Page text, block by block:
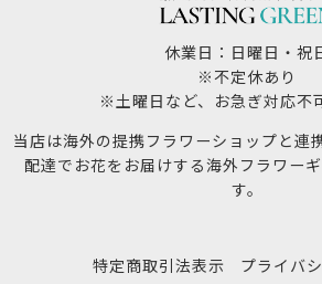
休業日：日曜日・祝
※不定休あり
※土曜日など、お急ぎ対応不
当店は海外の提携フラワーショップと連
配達でお花をお届けする海外フラワー
す。
特定商取引法表示 プライバ